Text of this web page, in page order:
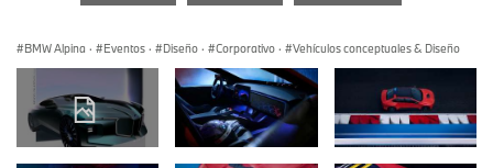
BMW Alpina · Eventos · Diseño · Corporativo · Vehículos conceptuales & Diseño